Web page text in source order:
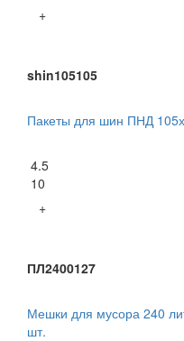
+
shin105105
Пакеты для шин ПНД
4.5
10
+
ПЛ2400127
Мешки для мусора 240
шт.